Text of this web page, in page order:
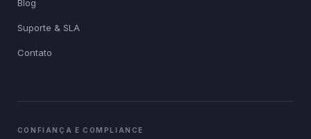
Blog
Suporte & SLA
Contato
CONFIANÇA E COMPLIANCE